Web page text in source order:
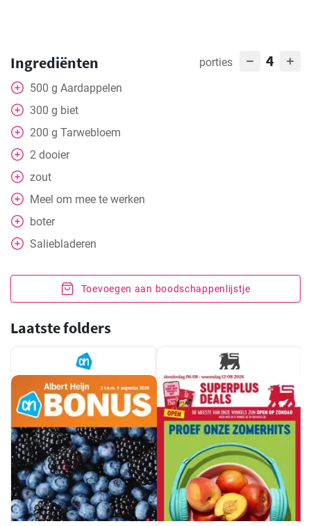
Ingrediënten porties 4
500 g Aardappelen
300 g biet
200 g Tarwebloem
2 dooier
zout
Meel om mee te werken
boter
Saliebladeren
Toevoegen aan boodschappenlijstje
Laatste folders